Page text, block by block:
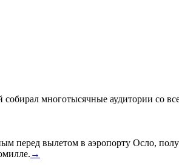
многотысячные аудитории со
перед вылетом в аэропорту Осло,
→